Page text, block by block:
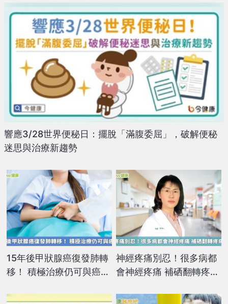
響應3/28世界便秘日：擺脫「滿腹委屈」，破解便秘
迷思與治療新趨勢
15年後甲狀腺癌復發肺轉
移！ 積極治療仍可與癌共
神經疼痛別忍！很多病都
會神經疼痛 補硒翻轉疼痛